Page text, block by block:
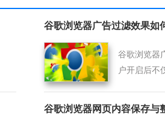
谷歌浏览器广告过滤效果如
谷歌浏览器
户开启后不
谷歌浏览器网页内容保存与